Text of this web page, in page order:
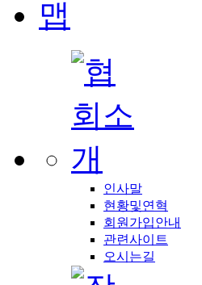
인사말
현황및연혁
회원가입안내
관련사이트
오시는길